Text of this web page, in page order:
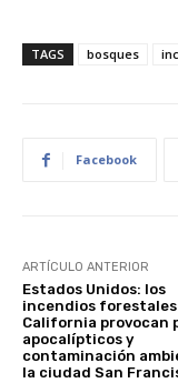
TAGS bosques
Facebook
ARTÍCULO ANTERIOR
Estados Unidos: los
incendios
California provocan
apocalípticos y
contaminación
la ciudad San